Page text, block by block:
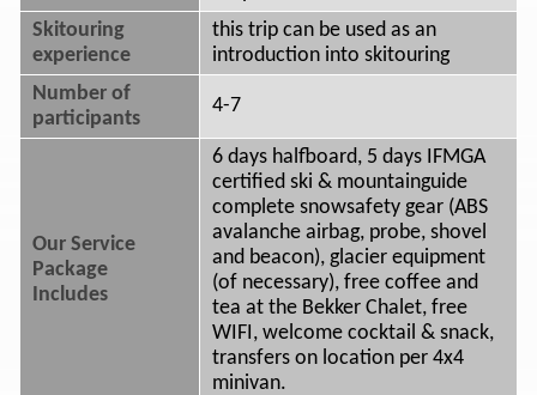
Skitouring
experience
this trip can be used as an
introduction into skitouring
Number of
participants
4-7
Our Service
Package
Includes
6 days halfboard, 5 days IFMGA
certified ski & mountainguide
complete snowsafety gear (ABS
avalanche airbag, probe, shovel
and beacon), glacier equipment
(of necessary), free coffee and
tea at the Bekker Chalet, free
WIFI, welcome cocktail & snack,
transfers on location per 4x4
minivan.